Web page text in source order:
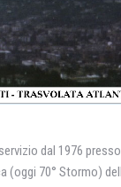
dal 1976
(oggi 70° Stormo)